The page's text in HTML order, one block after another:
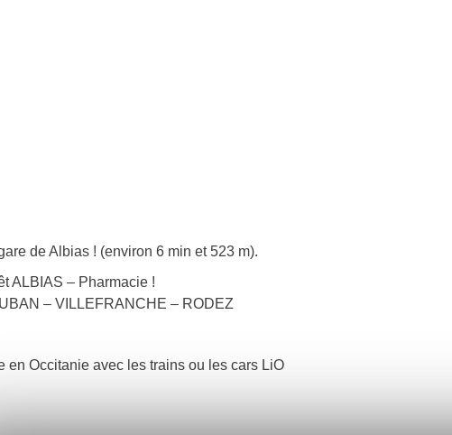
de Albias ! (environ 6 min et 523 m).
ALBIAS – Pharmacie !
– VILLEFRANCHE – RODEZ
Occitanie avec les trains ou les cars LiO